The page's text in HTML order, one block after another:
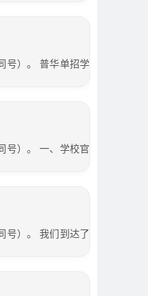
号）。 普华单招学
号）。 一、学校官
号）。 我们到达了